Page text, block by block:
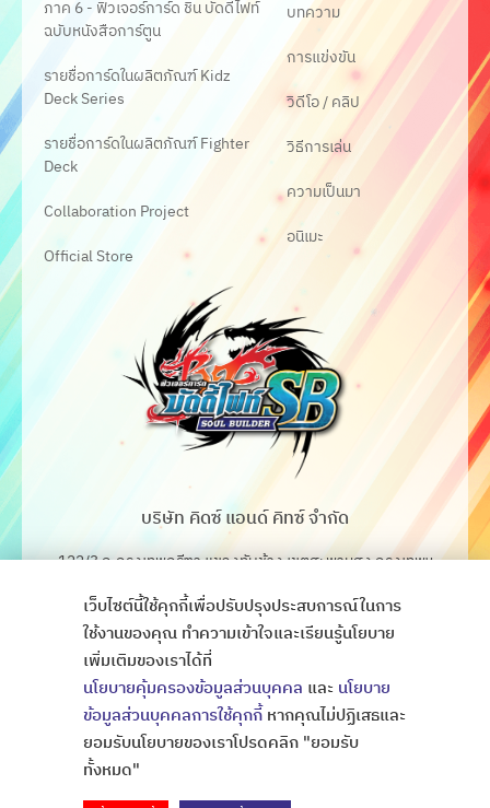
ภาค 6 - ฟิวเจอร์การ์ด ชิน บัดดี้ไฟท์
ฉบับหนังสือการ์ตูน
รายชื่อการ์ดในผลิตภัณฑ์ Kidz
Deck Series
รายชื่อการ์ดในผลิตภัณฑ์ Fighter
Deck
Collaboration Project
Official Store
บทความ
การแข่งขัน
วิดีโอ / คลิป
วิธีการเล่น
ความเป็นมา
อนิเมะ
บริษัท คิดซ์ แอนด์ คิทซ์ จำกัด
122/3 ถ.กรุงเทพกรีฑา แขวงทับช้าง เขตสะพานสูง กรุงเทพฯ
โทร. 02-368-4106-7
Fax. 02-368-4105
Copyright © All Rights Thaibattlespiritsออกแบบเว็บไซต์
เว็บไซต์นี้ใช้คุกกี้เพื่อปรับปรุงประสบการณ์ในการ
ใช้งานของคุณ ทำความเข้าใจและเรียนรู้นโยบาย
เพิ่มเติมของเราได้ที่
นโยบายคุ้มครองข้อมูลส่วนบุคคล และ นโยบาย
ข้อมูลส่วนบุคคลการใช้คุกกี้หากคุณไม่ปฏิเสธและ
ยอมรับนโยบายของเราโปรดคลิก "ยอมรับ
ทั้งหมด"